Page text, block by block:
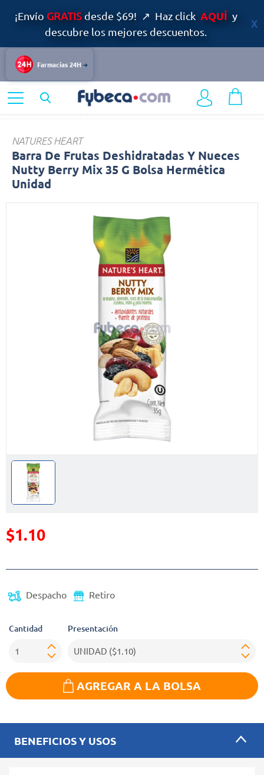
¡Envío GRATISdesde $69! ↗ Haz click AQUÍ y
descubre los mejores descuentos.
Farmacias 24H
Alimentos y Bebidas
NATURES HEART
Barra De Frutas Deshidratadas Y Nueces
Nutty Berry Mix 35 G Bolsa Hermética
Unidad
Precio reducido de
$1.10
Despacho Retiro
Cantidad Presentación
AGREGAR A LA BOLSA
BENEFICIOS Y USOS